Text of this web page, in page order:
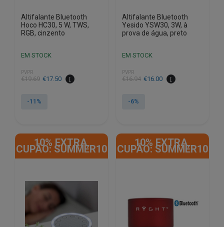
Altifalante Bluetooth
Hoco HC30, 5 W, TWS,
RGB, cinzento
EM STOCK
PVPR
€19.69
O
original
€17.50
O
atual
-11%
Altifalante Bluetooth
Yesido YSW30, 3W, à
prova de água, preto
EM STOCK
PVPR
€16.94
O
original
€16.00
O
atual
-6%
10% EXTRA,
CUPÃO: SUMMER10
10% EXTRA,
CUPÃO: SUMMER10